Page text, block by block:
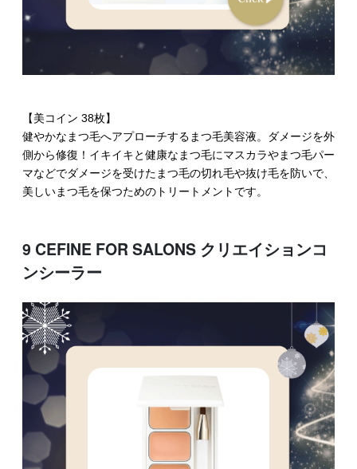
【美コイン 38枚】
健やかなまつ毛へアプローチするまつ毛美容液。ダメージを外
側から修復！イキイキと健康なまつ毛にマスカラやまつ毛パー
マなどでダメージを受けたまつ毛の切れ毛や抜け毛を防いで、
美しいまつ毛を保つためのトリートメントです。
9 CEFINE FOR SALONS クリエイションコ
ンシーラー